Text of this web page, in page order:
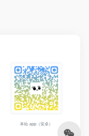
本站 app（安卓）